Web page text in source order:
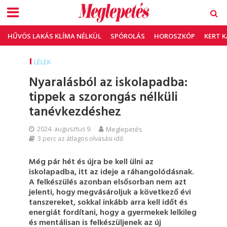
HŰVÖS LAKÁS KLÍMA NÉLKÜL SPÓROLÁS HOROSZKÓP KERT
LÉLEK
Nyaralásból az iskolapadba:
tippek a szorongás nélküli
tanévkezdéshez
2024. augusztus 9. Meglepetés
3 perc az átlagos olvasási idő
Még pár hét és újra be kell ülni az
iskolapadba, itt az ideje a ráhangolódásnak.
A felkészülés azonban elsősorban nem azt
jelenti, hogy megvásároljuk a következő évi
tanszereket, sokkal inkább arra kell időt és
energiát fordítani, hogy a gyermekek lelkileg
és mentálisan is felkészüljenek az új